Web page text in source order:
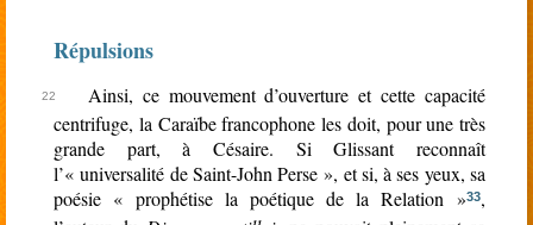
Répulsions
Ainsi, ce mouvement d’ouverture et cette capacité
centrifuge, la Caraïbe francophone les doit, pour une très
grande part, à Césaire. Si Glissant reconnaît
l’« universalité de Saint-John Perse », et si, à ses yeux, sa
poésie « prophétise la poétique de la Relation »33,